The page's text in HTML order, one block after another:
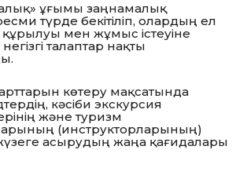
ұғымы заңнамалық
түрде бекітіліп, олардың ел
мен жұмыс істеуіне
талаптар нақты
көтеру мақсатында
кәсіби экскурсия
және туризм
(инструкторларының)
асырудың жаңа қағидалары